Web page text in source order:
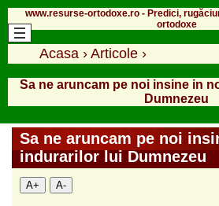
www.resurse-ortodoxe.ro - Predici,
ortodoxe
Acasa › Articole ›
Sa ne aruncam pe noi insine in
Dumnezeu
Sa ne aruncam pe noi
indurarilor lui Dumnezeu
A+ A-